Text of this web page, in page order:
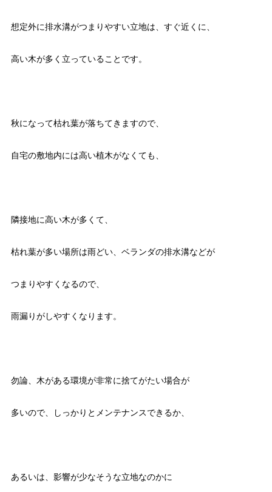
想定外に排水溝がつまりやすい立地は、すぐ近くに、
高い木が多く立っていることです。
秋になって枯れ葉が落ちてきますので、
自宅の敷地内には高い植木がなくても、
隣接地に高い木が多くて、
枯れ葉が多い場所は雨どい、ベランダの排水溝などが
つまりやすくなるので、
雨漏りがしやすくなります。
勿論、木がある環境が非常に捨てがたい場合が
多いので、しっかりとメンテナンスできるか、
あるいは、影響が少なそうな立地なのかに